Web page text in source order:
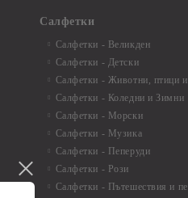
Салфетки
Салфетки - Великден
Салфетки - Детски
Салфетки - Животни, птици и
Салфетки - Коледни и Зимни
Салфетки - Морски
Салфетки - Музика
Салфетки - Пеперуди
Салфетки - Рози
Салфетки - Пътешествия и